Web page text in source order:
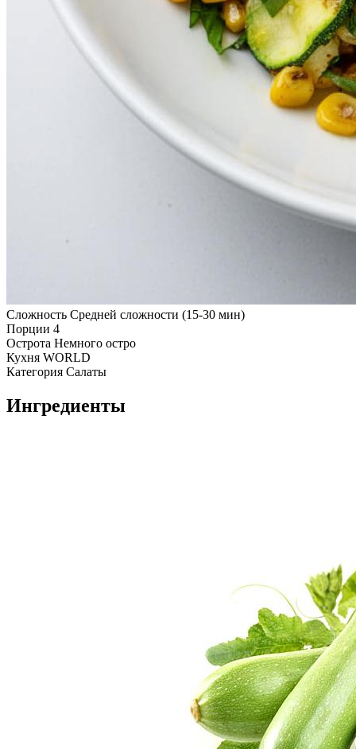
Сложность Средней сложности (15-30 мин)
Порции 4
Острота Немного остро
Кухня WORLD
Категория Салаты
Ингредиенты